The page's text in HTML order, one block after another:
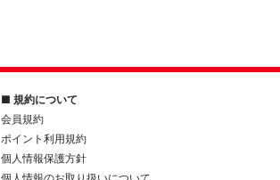
■ 規約について
会員規約
ポイント利用規約
個人情報保護方針